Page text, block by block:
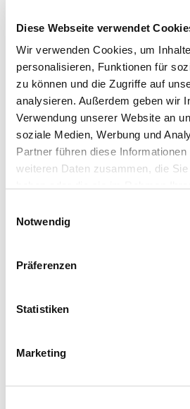
Diese Webseite verwendet
Wir verwenden Cookies, um
personalisieren, Funktionen für
zu können und die Zugriffe auf
analysieren. Außerdem geben wir
Verwendung unserer Website an
soziale Medien, Werbung und
Partner führen diese
weiteren Daten zusammen, die
Cookies, wenn Sie unsere
Notwendig
Präferenzen
Statistiken
Marketing
Top
Mercedes-